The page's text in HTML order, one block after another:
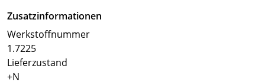
Zusatzinformationen
Werkstoffnummer
1.7225
Lieferzustand
+N